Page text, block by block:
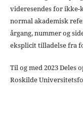
videresendes for
normal akademisk
årgang, nummer og
eksplicit tilladelse fra
Til og med 2023
Roskilde